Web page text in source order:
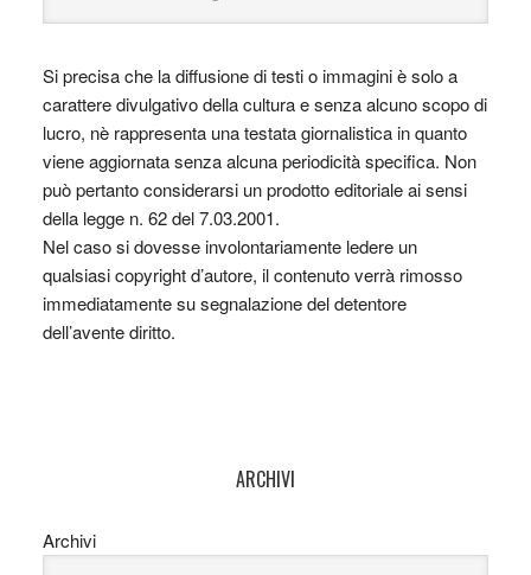
Si precisa che la diffusione di testi o immagini è solo a
carattere divulgativo della cultura e senza alcuno scopo di
lucro, nè rappresenta una testata giornalistica in quanto
viene aggiornata senza alcuna periodicità specifica. Non
può pertanto considerarsi un prodotto editoriale ai sensi
della legge n. 62 del 7.03.2001.
Nel caso si dovesse involontariamente ledere un
qualsiasi copyright d’autore, il contenuto verrà rimosso
immediatamente su segnalazione del detentore
dell’avente diritto.
ARCHIVI
Archivi